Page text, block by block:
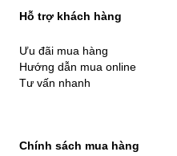
Hỗ trợ khách hàng
Ưu đãi mua hàng
Hướng dẫn mua online
Tư vấn nhanh
Chính sách mua hàng